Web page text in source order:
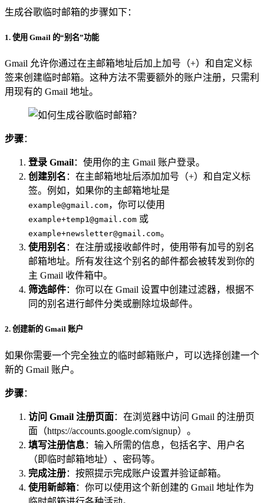
生成谷歌临时邮箱的步骤如下：
1. 使用 Gmail 的“别名”功能
Gmail 允许你通过在主邮箱地址后加上加号（+）和自定义标
签来创建临时邮箱。这种方法不需要额外的账户注册，只需利
用现有的 Gmail 地址。
步骤：
登录 Gmail：使用你的主 Gmail 账户登录。
创建别名 ：在主邮箱地址后添加加号（+）和自定义标
签。例如，如果你的主邮箱地址是
example@gmail.com，你可以使用
example+temp1@gmail.com 或
example+newsletter@gmail.com。
使用别名 ：在注册或接收邮件时，使用带有加号的别名
邮箱地址。所有发往这个别名的邮件都会被转发到你的
主 Gmail 收件箱中。
筛选邮件：你可以在 Gmail 设置中创建过滤器，根据不
同的别名进行邮件分类或删除垃圾邮件。
2. 创建新的 Gmail 账户
如果你需要一个完全独立的临时邮箱账户，可以选择创建一个
新的 Gmail 账户。
步骤：
访问 Gmail 注册页面：在浏览器中访问 Gmail 的注册页
面（https://accounts.google.com/signup）。
填写注册信息：输入所需的信息，包括名字、用户名
（即临时邮箱地址）、密码等。
完成注册：按照提示完成账户设置并验证邮箱。
使用新邮箱：你可以使用这个新创建的 Gmail 地址作为